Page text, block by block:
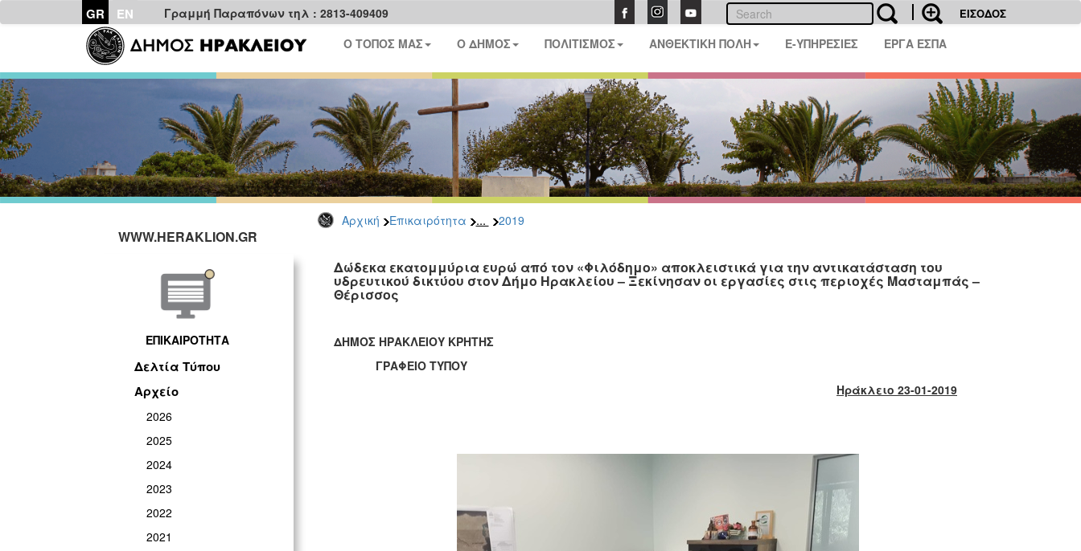
GR EN Γραμμή Παραπόνων τηλ : 2813-409409 ΕΙΣΟΔΟΣ
Ο ΤΟΠΟΣ ΜΑΣ Ο ΔΗΜΟΣ ΠΟΛΙΤΙΣΜΟΣ ΑΝΘΕΚΤΙΚΗ ΠΟΛΗ E-ΥΠΗΡΕΣΙΕΣ ΕΡΓΑ ΕΣΠΑ
Αρχική Επικαιρότητα ... 2019
WWW.HERAKLION.GR
ΕΠΙΚΑΙΡΟΤΗΤΑ
Δελτία Τύπου
Αρχείο
2026
2025
2024
2023
2022
2021
Δώδεκα εκατομμύρια ευρώ από τον «Φιλόδημο» αποκλειστικά για την αντικατάσταση του
υδρευτικού δικτύου στον Δήμο Ηρακλείου – Ξεκίνησαν οι εργασίες στις περιοχές Μασταμπάς –
Θέρισσος
ΔΗΜΟΣ ΗΡΑΚΛΕΙΟΥ ΚΡΗΤΗΣ
ΓΡΑΦΕΙΟ ΤΥΠΟΥ
Ηράκλειο 23-01-2019